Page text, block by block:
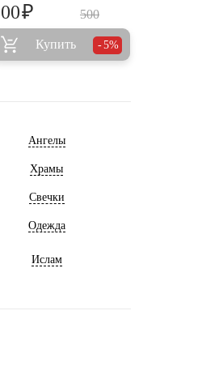
500
₽
Купить 5%
Ангелы
Храмы
Свечки
Одежда
Ислам